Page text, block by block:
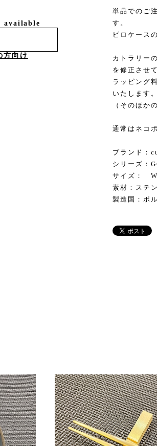
available
方向け
単品でのご
す。
ピロケース
カトラリー
を修正させ
ラッピング
いたします。
（そのほか
通常はネコ
ブランド：
シリーズ：
サイズ：
素材：ステ
製造国：ポ